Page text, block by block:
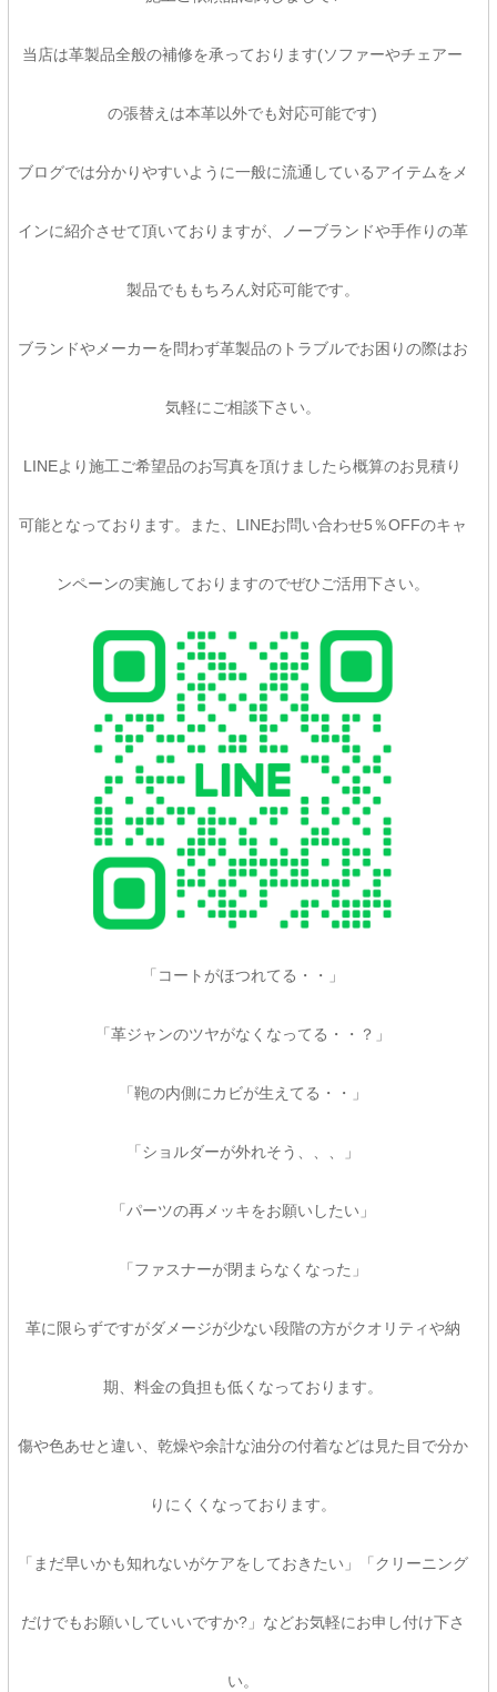
当店は革製品全般の補修を承っております(ソファーやチェアー
の張替えは本革以外でも対応可能です)
ブログでは分かりやすいように一般に流通しているアイテムをメ
インに紹介させて頂いておりますが、ノーブランドや手作りの革
製品でももちろん対応可能です。
ブランドやメーカーを問わず革製品のトラブルでお困りの際はお
気軽にご相談下さい。
LINEより施工ご希望品のお写真を頂けましたら概算のお見積り
可能となっております。また、LINEお問い合わせ5％OFFのキャ
ンペーンの実施しておりますのでぜひご活用下さい。
「コートがほつれてる・・」
「革ジャンのツヤがなくなってる・・？」
「鞄の内側にカビが生えてる・・」
「ショルダーが外れそう、、、」
「パーツの再メッキをお願いしたい」
「ファスナーが閉まらなくなった」
革に限らずですがダメージが少ない段階の方がクオリティや納
期、料金の負担も低くなっております。
傷や色あせと違い、乾燥や余計な油分の付着などは見た目で分か
りにくくなっております。
「まだ早いかも知れないがケアをしておきたい」「クリーニング
だけでもお願いしていいですか?」などお気軽にお申し付け下さ
い。